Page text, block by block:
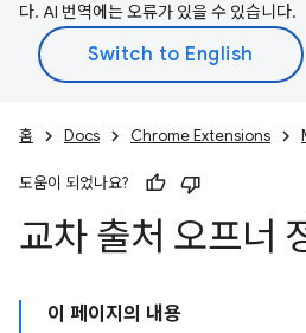
다. AI 번역에는 오류가 있을 수 있습니다.
홈 Docs Chrome Extensions
도움이 되었나요?
교차 출처 오프너
이 페이지의 내용